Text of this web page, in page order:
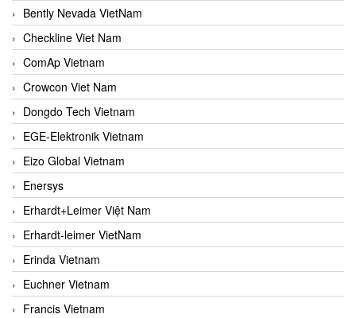
Bently Nevada VietNam
Checkline Viet Nam
ComAp Vietnam
Crowcon Viet Nam
Dongdo Tech Vietnam
EGE-Elektronik Vietnam
Eizo Global Vietnam
Enersys
Erhardt+Leimer Việt Nam
Erhardt-leimer VietNam
Erinda Vietnam
Euchner Vietnam
Francis Vietnam